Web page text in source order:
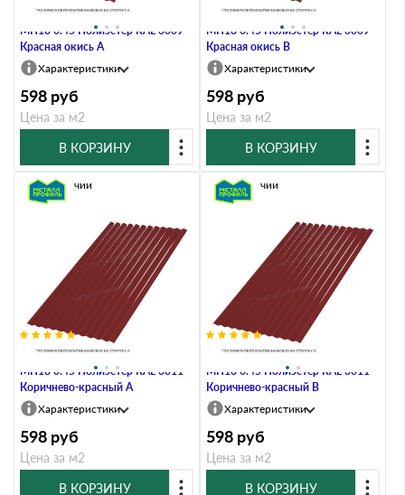
Профлист Металл Профиль
МП18 0.45 Полиэстер RAL 3009
Красная окись A
Характеристики
598 руб
Цена за м2
В КОРЗИНУ
Профлист Металл Профиль
МП18 0.45 Полиэстер RAL 3009
Красная окись B
Характеристики
598 руб
Цена за м2
В КОРЗИНУ
Профлист Металл Профиль
МП18 0.45 Полиэстер RAL 3011
Коричнево-красный A
В наличии
Характеристики
598 руб
Цена за м2
В КОРЗИНУ
Профлист Металл Профиль
МП18 0.45 Полиэстер RAL 3011
Коричнево-красный B
В наличии
Характеристики
598 руб
Цена за м2
В КОРЗИНУ